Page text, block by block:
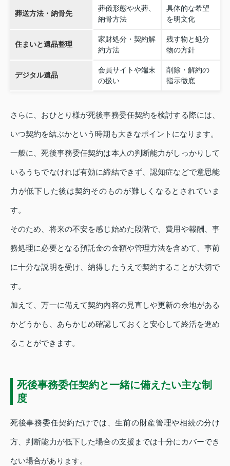
葬送方法・納骨先
葬儀形態や火葬、
納骨方法
具体的な希望
を明文化
住まいと遺品整理
家財処分・契約解
約方法
残す物と処分
物の方針
デジタル遺品
会員サイトや端末
の扱い
削除・解約の
指示徹底
さらに、おひとり様が死後事務委任契約を検討する際には、
いつ契約を結ぶかという時期も大きなポイントになります。
一般に、死後事務委任契約は本人の判断能力がしっかりして
いるうちでなければ有効に締結できず、認知症などで意思能
力が低下した後は契約そのものが難しくなるとされていま
す。
そのため、将来の不安を感じ始めた段階で、費用や報酬、事
務処理に必要となる預託金の金額や管理方法を含めて、事前
に十分な説明を受け、納得したうえで契約することが大切で
す。
加えて、万一に備えて契約内容の見直しや更新の余地がある
かどうかも、あらかじめ確認しておくと安心して終活を進め
ることができます。
死後事務委任契約と一緒に備えたい主な制
度
死後事務委任契約だけでは、生前の財産管理や相続の分け
方、判断能力が低下した場合の支援までは十分にカバーでき
ない場合があります。